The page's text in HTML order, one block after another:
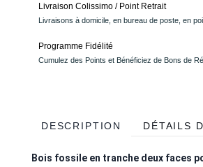
Livraison Colissimo / Point Retrait
Livraisons à domicile, en bureau de poste, en
Programme Fidélité
Cumulez des Points et Bénéficiez de Bons de
DESCRIPTION DÉTAILS
Bois fossile en tranche deux faces